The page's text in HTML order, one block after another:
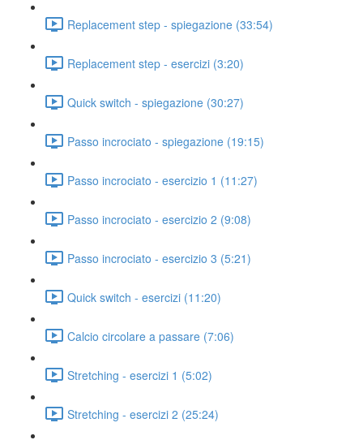
Replacement step - spiegazione (33:54)
Replacement step - esercizi (3:20)
Quick switch - spiegazione (30:27)
Passo incrociato - spiegazione (19:15)
Passo incrociato - esercizio 1 (11:27)
Passo incrociato - esercizio 2 (9:08)
Passo incrociato - esercizio 3 (5:21)
Quick switch - esercizi (11:20)
Calcio circolare a passare (7:06)
Stretching - esercizi 1 (5:02)
Stretching - esercizi 2 (25:24)